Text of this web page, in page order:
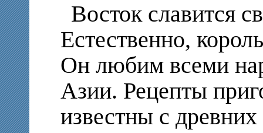
Восток славится
Естественно,
Он любим всеми
Азии. Рецепты
известны с